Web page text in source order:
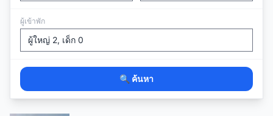
ผู้เข้าพัก
🔍 ค้นหา